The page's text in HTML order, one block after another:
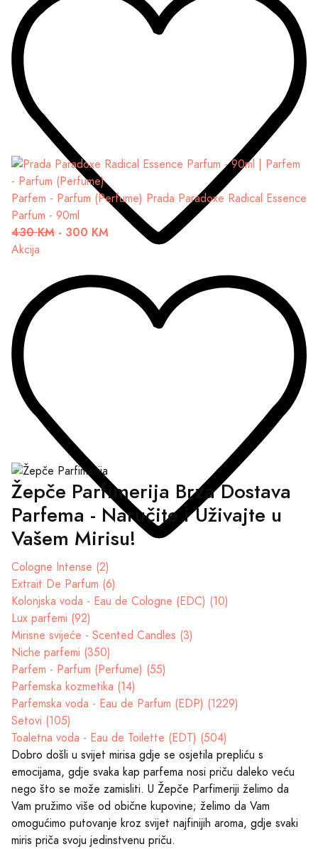
Parfem - Parfum (Perfume) Prada Paradoxe Radical Essence
Parfum - 90ml
430 KM - 300 KM
Akcija
Žepče Parfimerija Brza Dostava
Parfema - Naručite i Uživajte u
Vašem Mirisu!
Cologne Intense (2)
Extrait De Parfum (6)
Kolonjska voda - Eau de Cologne (EDC) (10)
Lux parfemi (92)
Mirisne svijeće - Scented Candles (3)
Niche parfemi (350)
Parfem - Parfum (Perfume) (55)
Parfemska kozmetika (14)
Parfemska voda - Eau de Parfum (EDP) (1229)
Setovi (105)
Toaletna voda - Eau de Toilette (EDT) (504)
Dobro došli u svijet mirisa gdje se osjetila prepliću s
emocijama, gdje svaka kap parfema nosi priču daleko veću
nego što se može zamisliti. U Žepče Parfimeriji želimo da
Vam pružimo više od obične kupovine; želimo da Vam
omogućimo putovanje kroz svijet najfinijih aroma, gdje svaki
miris priča svoju jedinstvenu priču.